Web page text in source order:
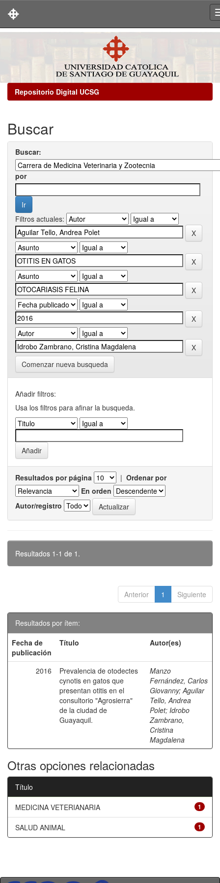
Repositorio Digital UCSG
Buscar
Buscar:
por
Filtros actuales:
Comenzar nueva busqueda
Añadir filtros:
Usa los filtros para afinar la busqueda.
Resultados por página | Ordenar por
En orden
Autor/registro
Resultados 1-1 de 1.
Anterior 1 Siguiente
Resultados por ítem:
Fecha de
publicación
Título Autor(es)
2016
Prevalencia de otodectes
cynotis en gatos que
presentan otitis en el
consultorio "Agrosierra"
de la ciudad de
Guayaquil.
Manzo
Fernández, Carlos
Giovanny;Aguilar
Tello, Andrea
Polet; Idrobo
Zambrano,
Cristina
Magdalena
Otras opciones relacionadas
Título
1
MEDICINA VETERIANARIA
1
SALUD ANIMAL